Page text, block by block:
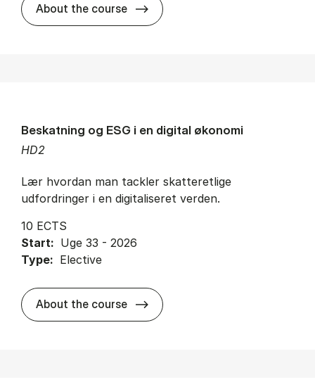
About the course about
HD2
Beskatning og ESG i en digital økonomi
Lær hvordan man tackler skatteretlige
udfordringer i en digitaliseret verden.
10 ECTS
Start: Uge 33 - 2026
Type: Elective
About the course about